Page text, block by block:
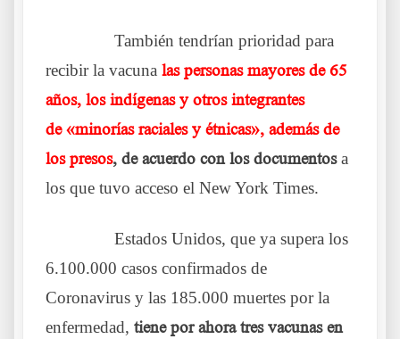
También tendrían prioridad para
recibir la vacuna las personas mayores de 65
años, los indígenas y otros integrantes
de«minorías raciales y étnicas», además de
los presos, de acuerdo con los documentosa
los que tuvo acceso el New York Times.
Estados Unidos, que ya supera los
6.100.000 casos confirmados de
Coronavirus y las 185.000 muertes por la
enfermedad, tiene por ahora tres vacunas en